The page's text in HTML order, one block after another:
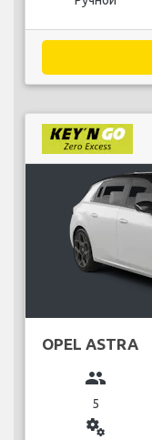
OPEL ASTRA
group
5
miscellaneous_services